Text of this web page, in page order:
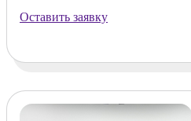
Оставить заявку